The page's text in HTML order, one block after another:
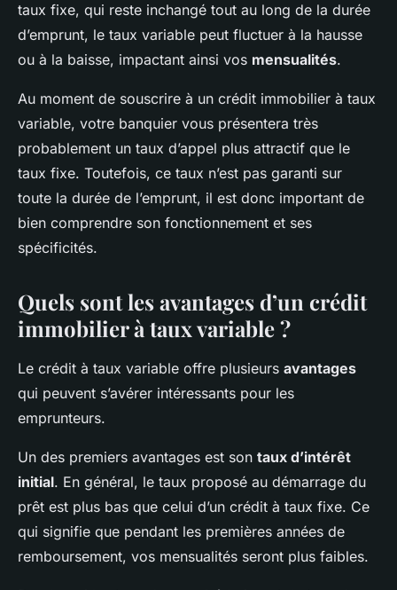
taux fixe, qui reste inchangé tout au long de la durée
d’emprunt, le taux variable peut fluctuer à la hausse
ou à la baisse, impactant ainsi vos mensualités.
Au moment de souscrire à un crédit immobilier à taux
variable, votre banquier vous présentera très
probablement un taux d’appel plus attractif que le
taux fixe. Toutefois, ce taux n’est pas garanti sur
toute la durée de l’emprunt, il est donc important de
bien comprendre son fonctionnement et ses
spécificités.
Quels sont les avantages d’un crédit
immobilier à taux variable ?
Le crédit à taux variable offre plusieurs avantages
qui peuvent s’avérer intéressants pour les
emprunteurs.
Un des premiers avantages est son taux d’intérêt
initial. En général, le taux proposé au démarrage du
prêt est plus bas que celui d’un crédit à taux fixe. Ce
qui signifie que pendant les premières années de
remboursement, vos mensualités seront plus faibles.